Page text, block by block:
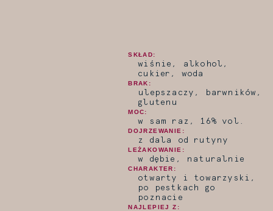
SKŁAD:
wiśnie, alkohol,
cukier, woda
BRAK:
ulepszaczy, barwników,
glutenu
MOC:
w sam raz, 16% vol.
DOJRZEWANIE:
z dala od rutyny
LEŻAKOWANIE:
w dębie, naturalnie
CHARAKTER:
otwarty i towarzyski,
po pestkach go
poznacie
NAJLEPIEJ Z: